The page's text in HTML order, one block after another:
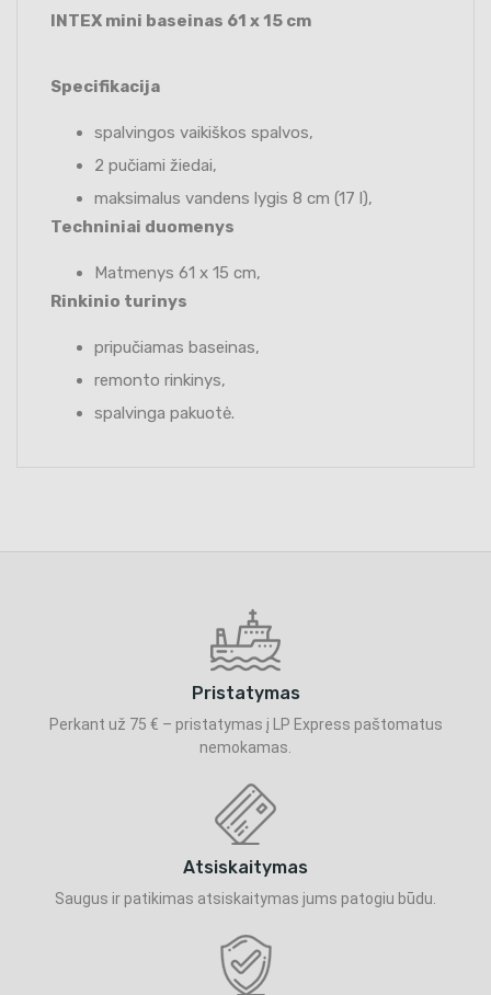
INTEX mini baseinas 61 x 15 cm
Specifikacija
spalvingos vaikiškos spalvos,
2 pučiami žiedai,
maksimalus vandens lygis 8 cm (17 l),
Techniniai duomenys
Matmenys 61 x 15 cm,
Rinkinio turinys
pripučiamas baseinas,
remonto rinkinys,
spalvinga pakuotė.
Pristatymas
Perkant už 75 € – pristatymas į LP Express paštomatus
nemokamas.
Atsiskaitymas
Saugus ir patikimas atsiskaitymas jums patogiu būdu.